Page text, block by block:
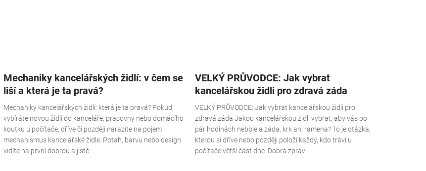
Mechaniky kancelářských židlí: v čem se
liší a která je ta pravá?
Mechaniky kancelářských židlí: která je ta pravá? Pokud
vybíráte novou židli do kanceláře, pracovny nebo domácího
koutku u počítače, dříve či později narazíte na pojem
mechanismus kancelářské židle. Potah, barvu nebo design
vidíte na první dobrou a jistě ...
VELKÝ PRŮVODCE: Jak vybrat
kancelářskou židli pro zdravá záda
VELKÝ PRŮVODCE: Jak vybrat kancelářskou židli pro
zdravá záda Jakou kancelářskou židli vybrat, aby vás po
pár hodinách nebolela záda, krk ani ramena? To je otázka,
kterou si dříve nebo později položí každý, kdo tráví u
počítače větší část dne. Dobrá zpráv...